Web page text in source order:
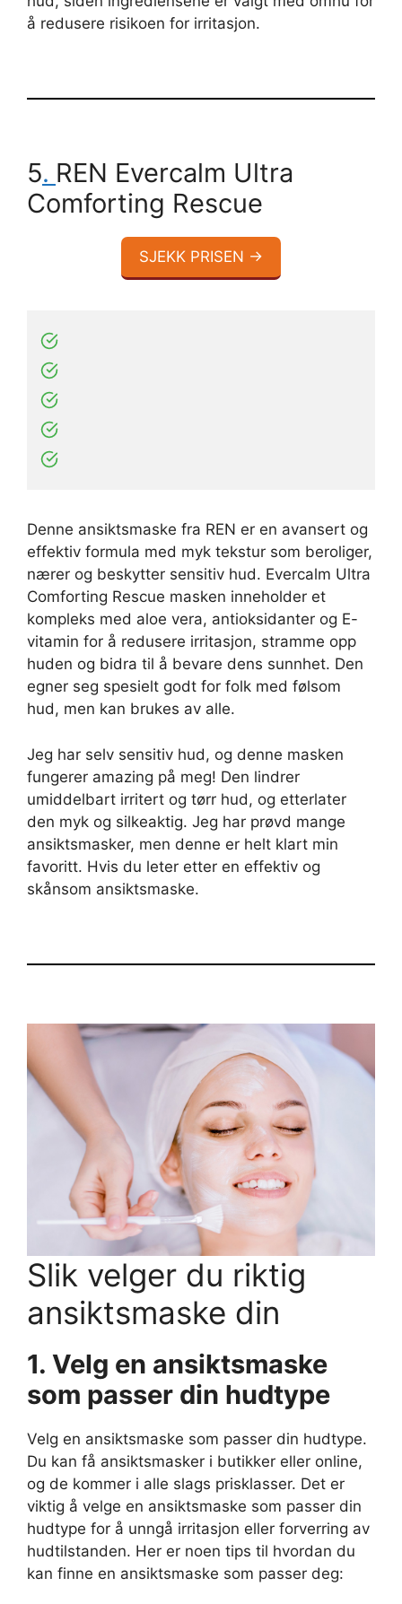
å redusere risikoen for irritasjon.
5. REN Evercalm Ultra
Comforting Rescue
SJEKK PRISEN →
Denne ansiktsmaske fra REN er en avansert og
effektiv formula med myk tekstur som beroliger,
nærer og beskytter sensitiv hud. Evercalm Ultra
Comforting Rescue masken inneholder et
kompleks med aloe vera, antioksidanter og E-
vitamin for å redusere irritasjon, stramme opp
huden og bidra til å bevare dens sunnhet. Den
egner seg spesielt godt for folk med følsom
hud, men kan brukes av alle.
Jeg har selv sensitiv hud, og denne masken
fungerer amazing på meg! Den lindrer
umiddelbart irritert og tørr hud, og etterlater
den myk og silkeaktig. Jeg har prøvd mange
ansiktsmasker, men denne er helt klart min
favoritt. Hvis du leter etter en effektiv og
skånsom ansiktsmaske.
Slik velger du riktig
ansiktsmaske din
1. Velg en ansiktsmaske
som passer din hudtype
Velg en ansiktsmaske som passer din hudtype.
Du kan få ansiktsmasker i butikker eller online,
og de kommer i alle slags prisklasser. Det er
viktig å velge en ansiktsmaske som passer din
hudtype for å unngå irritasjon eller forverring av
hudtilstanden. Her er noen tips til hvordan du
kan finne en ansiktsmaske som passer deg: